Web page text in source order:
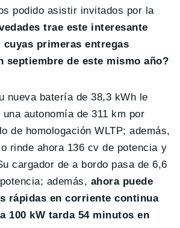
podido asistir invitados por la
trae este interesante
primeras entregas
septiembre de este mismo año?
nueva batería de 38,3 kWh le
autonomía de 311 km por
de homologación WLTP; además,
rinde ahora 136 cv de potencia y
cargador de a bordo pasa de 6,6
además, ahora puede
rápidas en corriente continua
100 kW tarda 54 minutos en